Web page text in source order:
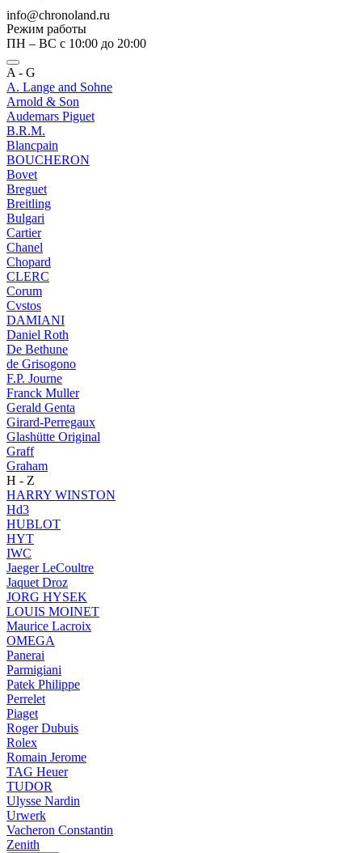
info@chronoland.ru
Режим работы
ПН – ВС с 10:00 до 20:00
A - G
A. Lange and Sohne
Arnold & Son
Audemars Piguet
B.R.M.
Blancpain
BOUCHERON
Bovet
Breguet
Breitling
Bulgari
Cartier
Chanel
Chopard
CLERC
Corum
Cvstos
DAMIANI
Daniel Roth
De Bethune
de Grisogono
F.P. Journe
Franck Muller
Gerald Genta
Girard-Perregaux
Glashütte Original
Graff
Graham
H - Z
HARRY WINSTON
Hd3
HUBLOT
HYT
IWC
Jaeger LeCoultre
Jaquet Droz
JORG HYSEK
LOUIS MOINET
Maurice Lacroix
OMEGA
Panerai
Parmigiani
Patek Philippe
Perrelet
Piaget
Roger Dubuis
Rolex
Romain Jerome
TAG Heuer
TUDOR
Ulysse Nardin
Urwerk
Vacheron Constantin
Zenith